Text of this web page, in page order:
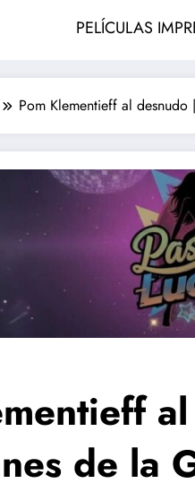
PELÍCULAS
Pom Klementieff al
de la